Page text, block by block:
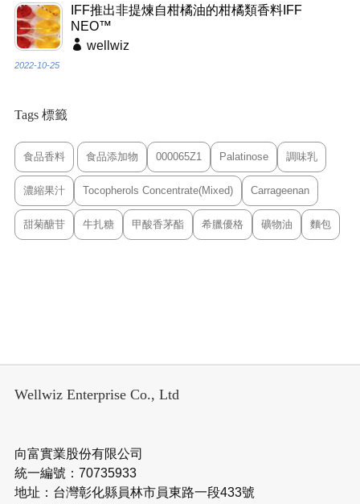
IFF推出非提煉自柑橘油的柑橘類香料IFF
NEO™
wellwiz
2022-10-25
Tags 標籤
食品香料 食品添加物 000065Z1 Palatinose 調味乳
濃縮果汁 Tocopherols Concentrate(Mixed) Carrageenan
甜菊醣苷 牛扎糖 甲酸香茅酯 希臘優格 礦物油 麵包
Wellwiz Enterprise Co., Ltd
向富實業股份有限公司
統一編號：70735933
地址：台灣彰化縣員林市員東路一段433號